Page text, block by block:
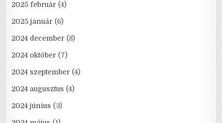
2025 február (4)
2025 január (6)
2024 december (8)
2024 október (7)
2024 szeptember (4)
2024 augusztus (4)
2024 június (3)